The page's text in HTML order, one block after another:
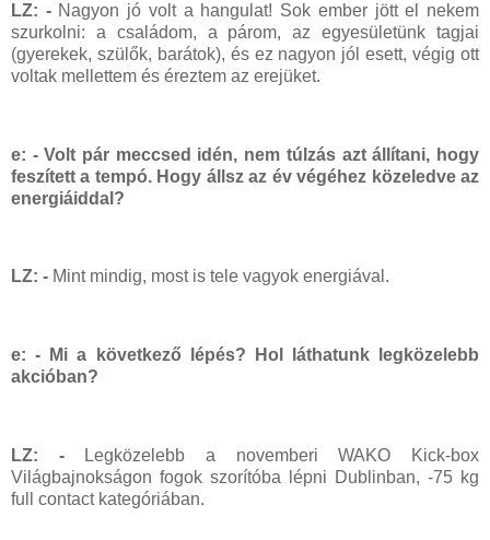
LZ: -Nagyon jó volt a hangulat! Sok ember jött el nekem
szurkolni: a családom, a párom, az egyesületünk tagjai
(gyerekek, szülők, barátok), és ez nagyon jól esett, végig ott
voltak mellettem és éreztem az erejüket.
e: - Volt pár meccsed idén, nem túlzás azt állítani, hogy
feszített a tempó. Hogy állsz az év végéhez közeledve az
energiáiddal?
LZ: - Mint mindig, most is tele vagyok energiával.
e: - Mi a következő lépés? Hol láthatunk legközelebb
akcióban?
LZ: -Legközelebb a novemberi WAKO Kick-box
Világbajnokságon fogok szorítóba lépni Dublinban, -75 kg
full contact kategóriában.